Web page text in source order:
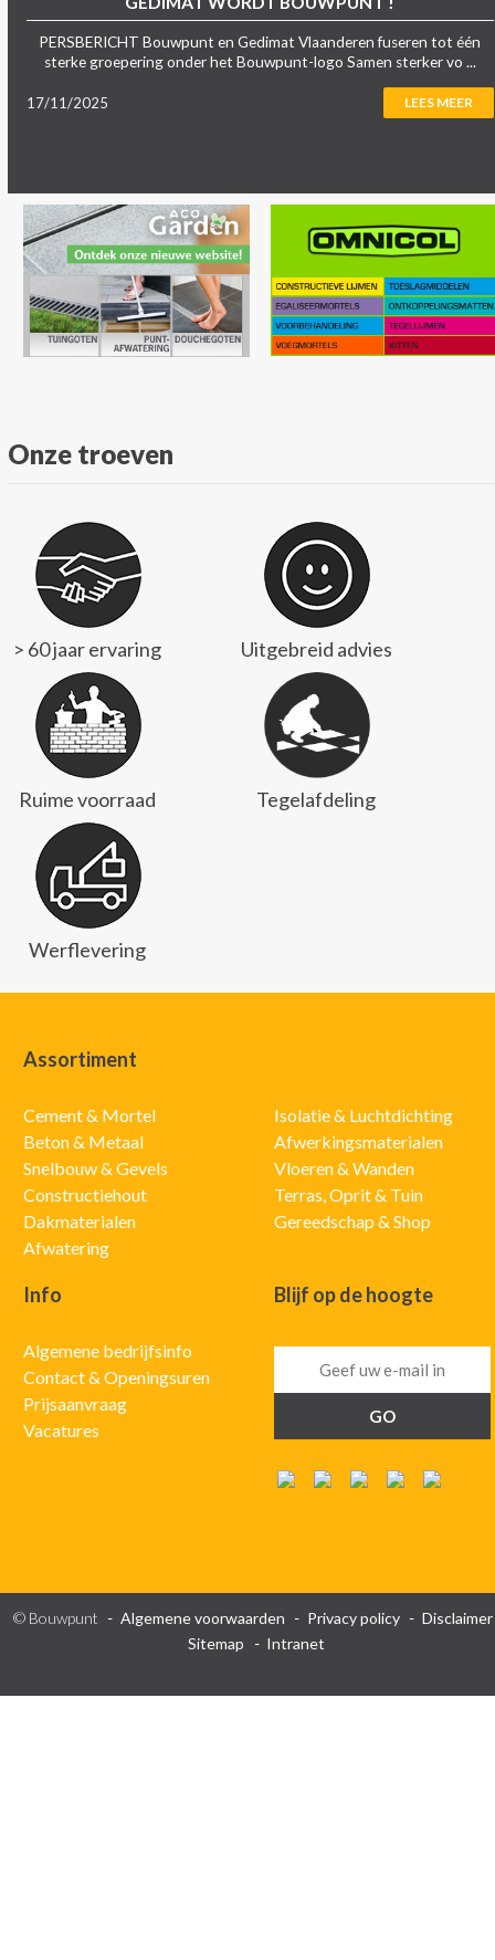
PERSBERICHT Bouwpunt en Gedimat Vlaanderen fuseren tot één
sterke groepering onder het Bouwpunt-logo Samen sterker vo ...
17/11/2025 LEES MEER
Onze troeven
> 60 jaar ervaring Uitgebreid advies
Ruime voorraad Tegelafdeling
Werflevering
Assortiment
Cement & Mortel
Beton & Metaal
Snelbouw & Gevels
Constructiehout
Dakmaterialen
Afwatering
Isolatie & Luchtdichting
Afwerkingsmaterialen
Vloeren & Wanden
Terras, Oprit & Tuin
Gereedschap & Shop
Info
Algemene bedrijfsinfo
Contact & Openingsuren
Prijsaanvraag
Vacatures
Blijf op de hoogte
© Bouwpunt Algemene voorwaarden Privacy policy
Disclaimer
Sitemap
Intranet